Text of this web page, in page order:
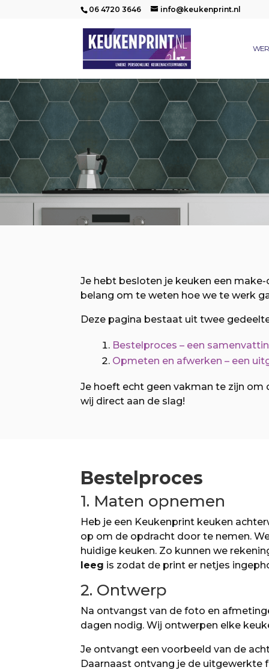
06 4720 3646 info@keukenprint.nl
Je hebt besloten je keuken een
belang om te weten hoe we te werk
Deze pagina bestaat uit twee
Bestelproces – een
Opmeten en afwerken – een
Je hoeft echt geen vakman te zijn om
wij direct aan de slag!
Bestelproces
1. Maten opnemen
Heb je een Keukenprint keuken
op om de opdracht door te nemen.
huidige keuken. Zo kunnen we
leeg is zodat de print er netjes
2. Ontwerp
Na ontvangst van de foto en
dagen nodig. Wij ontwerpen elke
Je ontvangt een voorbeeld van de
Daarnaast ontvang je de uitgewerkte